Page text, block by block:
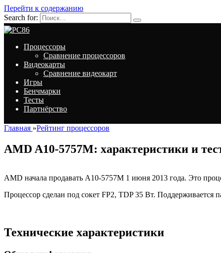
Перейти к содержанию
Search for:
Процессоры
Сравнение процессоров
Видеокарты
Сравнение видеокарт
Игры
Бенчмарки
Тесты
Партнёрство
Главная »Рейтинг процессоров
AMD A10-5757M: характеристики и
AMD начала продавать A10-5757M 1 июня 2013 года. Это
Процессор сделан под сокет FP2, TDP 35 Вт. Поддерживается
Технические характеристики